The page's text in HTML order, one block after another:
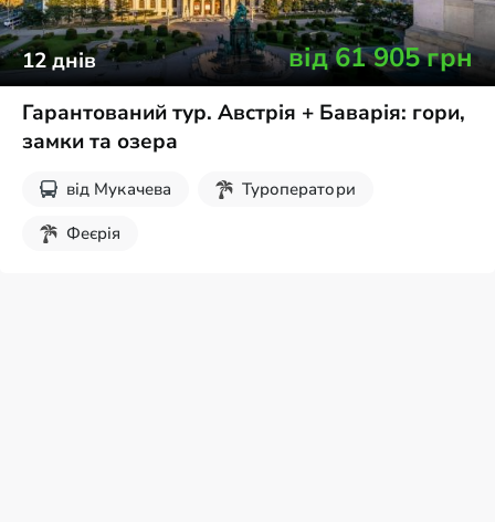
12днів від61 905грн
Гарантований тур. Австрія + Баварія: гори,
замки та озера
від Мукачева
Туроператори
Феєрія